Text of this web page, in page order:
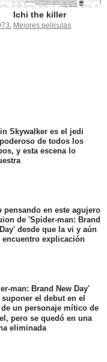
Ichi the killer
Mejores películas
Skywalker es el jedi
de todos los
y esta escena lo
pensando en este agujero
de 'Spider-man: Brand
desde que la vi y aún
encuentro explicación
man: Brand New Day'
suponer el debut en el
de un personaje mítico de
pero se quedó en una
eliminada